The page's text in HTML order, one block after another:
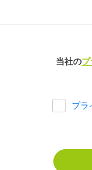
当社の
プラ